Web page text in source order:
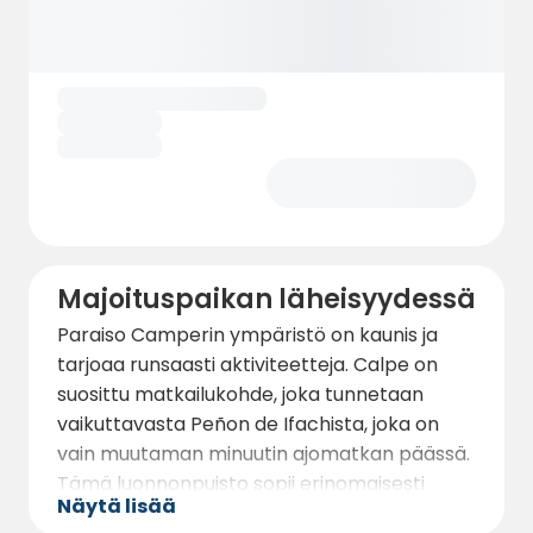
Majoituspaikan läheisyydessä
Paraiso Camperin ympäristö on kaunis ja
tarjoaa runsaasti aktiviteetteja. Calpe on
suosittu matkailukohde, joka tunnetaan
vaikuttavasta Peñon de Ifachista, joka on
vain muutaman minuutin ajomatkan päässä.
Tämä luonnonpuisto sopii erinomaisesti
patikoinnin harrastajille, sillä se tarjoaa
Näytä lisää